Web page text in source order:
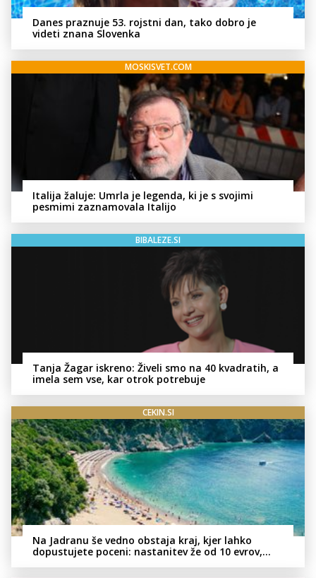
Danes praznuje 53. rojstni dan, tako dobro je
videti znana Slovenka
MOSKISVET.COM
Italija žaluje: Umrla je legenda, ki je s svojimi
pesmimi zaznamovala Italijo
BIBALEZE.SI
Tanja Žagar iskreno: Živeli smo na 40 kvadratih, a
imela sem vse, kar otrok potrebuje
CEKIN.SI
Na Jadranu še vedno obstaja kraj, kjer lahko
dopustujete poceni: nastanitev že od 10 evrov,